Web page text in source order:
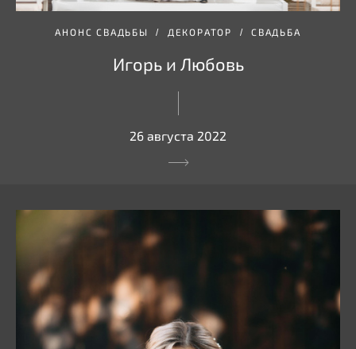
АНОНС СВАДЬБЫ ДЕКОРАТОР СВАДЬБА
Игорь и Любовь
26 августа 2022